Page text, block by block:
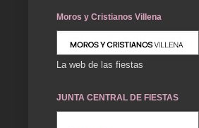
Moros y Cristianos Villena
La web de las fiestas
JUNTA CENTRAL DE FIESTAS